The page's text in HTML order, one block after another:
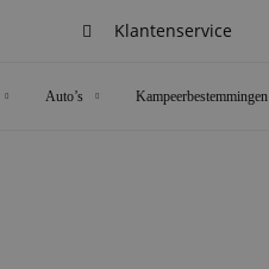
Klantenservice
Auto’s Kampeerbestemmingen